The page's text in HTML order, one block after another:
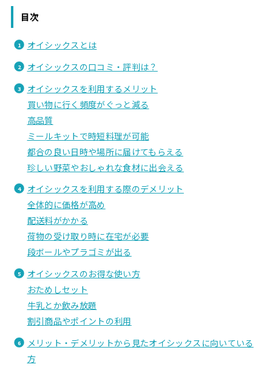
目次
オイシックスとは
オイシックスの口コミ・評判は？
オイシックスを利用するメリット
買い物に行く頻度がぐっと減る
高品質
ミールキットで時短料理が可能
都合の良い日時や場所に届けてもらえる
珍しい野菜やおしゃれな食材に出会える
オイシックスを利用する際のデメリット
全体的に価格が高め
配送料がかかる
荷物の受け取り時に在宅が必要
段ボールやプラゴミが出る
オイシックスのお得な使い方
おためしセット
牛乳とか飲み放題
割引商品やポイントの利用
メリット・デメリットから見たオイシックスに向いている
方